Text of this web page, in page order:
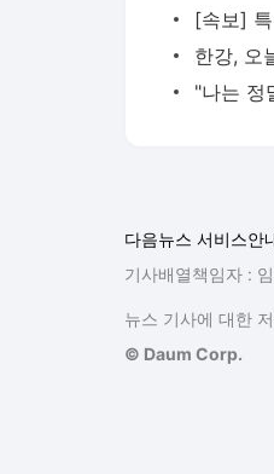
다음뉴스 서비스안
기사배열책임자 :
뉴스 기사에 대한
© Daum Corp.